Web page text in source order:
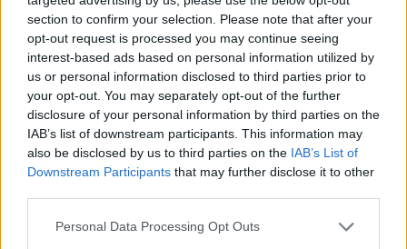
section to confirm your selection. Please note that after your
opt-out request is processed you may continue seeing
interest-based ads based on personal information utilized by
us or personal information disclosed to third parties prior to
your opt-out. You may separately opt-out of the further
disclosure of your personal information by third parties on the
IAB’s list of downstream participants. This information may
also be disclosed by us to third parties on the IAB’s List of
Downstream Participants that may further disclose it to other
Personal Data Processing Opt Outs